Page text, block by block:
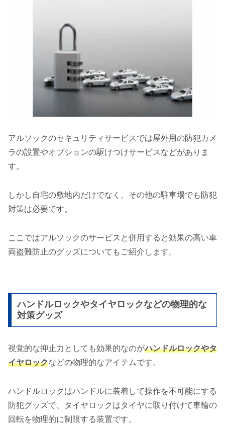
アルソックのセキュリティサービスでは屋外用の防犯カメ
ラの設置やオプションの駆けつけサービスなどがありま
す。
しかし自宅の敷地内だけでなく、その他の駐車場でも防犯
対策は必要です。
ここではアルソックのサービスと併用すると効果の高い車
両盗難防止のグッズについてもご紹介します。
ハンドルロックやタイヤロックなどの物理的な
対策グッズ
視覚的な抑止力としても効果的なのがハンドルロックやタ
イヤロックなどの物理的なアイテムです。
ハンドルロックはハンドルに装着して操作を不可能にする
防犯グッズで、タイヤロックはタイヤに取り付けて車輪の
回転を物理的に制限する装置です。